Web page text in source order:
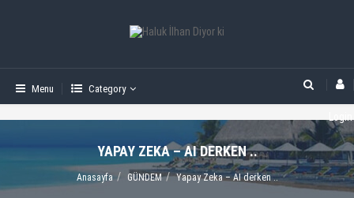
Menu Category
YAPAY ZEKA – AI DERKEN ..
Anasayfa GÜNDEM Yapay Zeka – AI derken ..